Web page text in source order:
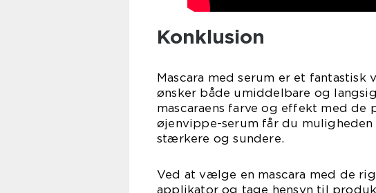
Konklusion
Mascara med serum er et fantastisk
ønsker både umiddelbare og
mascaraens farve og effekt med de
øjenvippe-serum får du
stærkere og sundere.
Ved at vælge en mascara med de
applikator og tage hensyn til